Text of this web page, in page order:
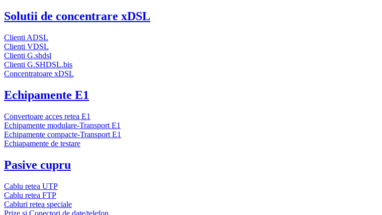
Solutii de concentrare xDSL
Clienti ADSL
Clienti VDSL
Clienti G.shdsl
Clienti G.SHDSL.bis
Concentratoare xDSL
Echipamente E1
Convertoare acces retea E1
Echipamente modulare-Transport E1
Echipamente compacte-Transport E1
Echiapamente de testare
Pasive cupru
Cablu retea UTP
Cablu retea FTP
Cabluri retea speciale
Prize si Conectori de date/telefon